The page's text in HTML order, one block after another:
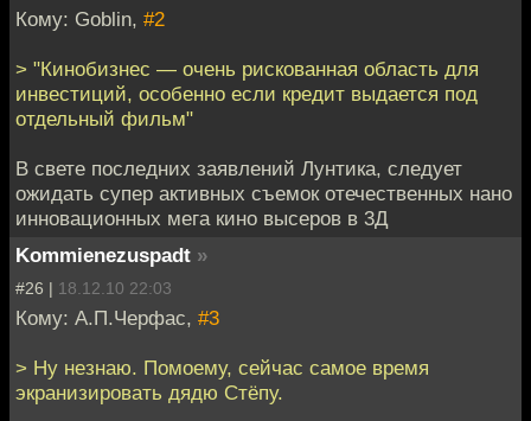
Кому: Goblin, #2
> "Кинобизнес — очень рискованная область для
инвестиций, особенно если кредит выдается под
отдельный фильм"
В свете последних заявлений Лунтика, следует
ожидать супер активных съемок отечественных нано
инновационных мега кино высеров в 3Д
Kommienezuspadt »
#26 | 18.12.10 22:03
Кому: А.П.Черфас, #3
> Ну незнаю. Помоему, сейчас самое время
экранизировать дядю Стёпу.